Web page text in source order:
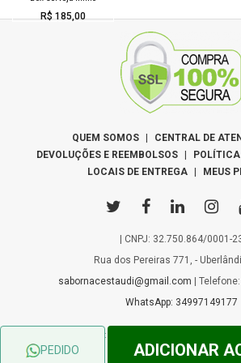
R$ 185,00
PEDIDO ADICIONAR
QUEM SOMOS | CENTRAL DE
DEVOLUÇÕES E REEMBOLSOS |
LOCAIS DE ENTREGA | MEUS
| CNPJ: 32.750.864/0001-
Rua dos Pereiras 771, -
sabornacestaudi@gmail.com |
WhatsApp: 34997149177
© 2026 - Copyright Â© Todos os Direitos
WebFlower